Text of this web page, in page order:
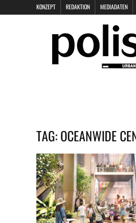
KONZEPT REDAKTION MEDIADATEN
TAG:OCEANWIDE